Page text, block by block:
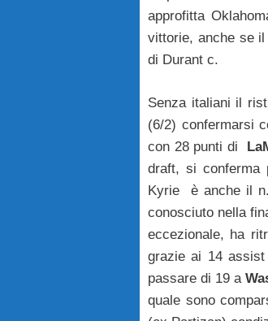
approfitta
vittorie, anche se
di Durant c.
Senza italiani il
(6/2) confermarsi
con 28 punti di
draft, si conferma
Kyrie è anche il
conosciuto nella
eccezionale, ha
grazie ai 14
passare di 19 a
quale sono